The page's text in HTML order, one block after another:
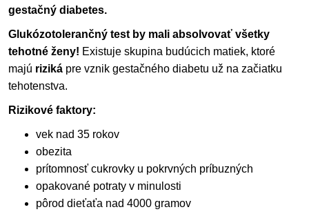
gestačný diabetes.
Glukózotolerančný test by mali absolvovať všetky
tehotné ženy! Existuje skupina budúcich matiek, ktoré
majú riziká pre vznik gestačného diabetu už na začiatku
tehotenstva.
Rizikové faktory:
vek nad 35 rokov
obezita
prítomnosť cukrovky u pokrvných príbuzných
opakované potraty v minulosti
pôrod dieťaťa nad 4000 gramov